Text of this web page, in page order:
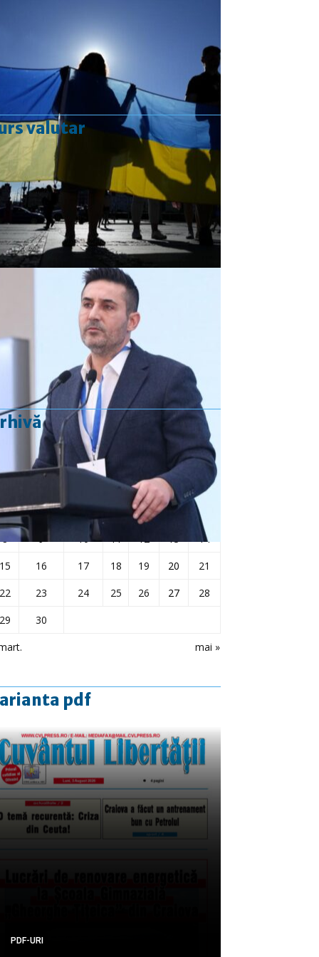
valutar
Curs valutar: 07 Aug 2026
EUR: 5,2554 RON
+0,0041 ▲
USD
: 4,5584 RON
+0,0077 ▲
CHF: 5,6244 RON
+0,0023 ▲
GBP
: 6,1277 RON
+0,0041 ▲
Convertor valutar
»
aprilie 2024
J V S
mai »
1 2 4 5 6
8
9 10 11 12 13
14
16 17 18 19 20
21
23 24 25 26 27
28
30
pdf
PDF-URI
PDF-URI
PDF-URI
PDF-URI
PDF-URI